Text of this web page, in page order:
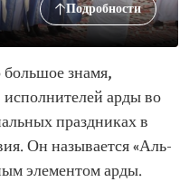
Подробности
знамя,
исполнителей арды во
праздниках в
Он называется «Аль-
элементом арды.